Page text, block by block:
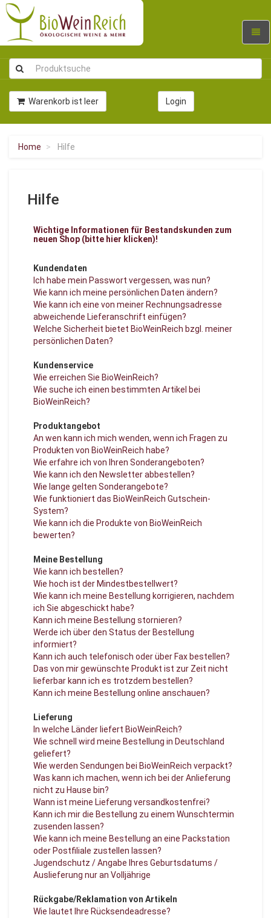
Warenkorb ist leer Login
Home Hilfe
Hilfe
Wichtige Informationen für Bestandskunden zum
neuen Shop (bitte hier klicken)!
Kundendaten
Ich habe mein Passwort vergessen, was nun?
Wie kann ich meine persönlichen Daten ändern?
Wie kann ich eine von meiner Rechnungsadresse
abweichende Lieferanschrift einfügen?
Welche Sicherheit bietet BioWeinReich bzgl. meiner
persönlichen Daten?
Kundenservice
Wie erreichen Sie BioWeinReich?
Wie suche ich einen bestimmten Artikel bei
BioWeinReich?
Produktangebot
An wen kann ich mich wenden, wenn ich Fragen zu
Produkten von BioWeinReich habe?
Wie erfahre ich von Ihren Sonderangeboten?
Wie kann ich den Newsletter abbestellen?
Wie lange gelten Sonderangebote?
Wie funktioniert das BioWeinReich Gutschein-
System?
Wie kann ich die Produkte von BioWeinReich
bewerten?
Meine Bestellung
Wie kann ich bestellen?
Wie hoch ist der Mindestbestellwert?
Wie kann ich meine Bestellung korrigieren, nachdem
ich Sie abgeschickt habe?
Kann ich meine Bestellung stornieren?
Werde ich über den Status der Bestellung
informiert?
Kann ich auch telefonisch oder über Fax bestellen?
Das von mir gewünschte Produkt ist zur Zeit nicht
lieferbar kann ich es trotzdem bestellen?
Kann ich meine Bestellung online anschauen?
Lieferung
In welche Länder liefert BioWeinReich?
Wie schnell wird meine Bestellung in Deutschland
geliefert?
Wie werden Sendungen bei BioWeinReich verpackt?
Was kann ich machen, wenn ich bei der Anlieferung
nicht zu Hause bin?
Wann ist meine Lieferung versandkostenfrei?
Kann ich mir die Bestellung zu einem Wunschtermin
zusenden lassen?
Wie kann ich meine Bestellung an eine Packstation
oder Postfiliale zustellen lassen?
Jugendschutz / Angabe Ihres Geburtsdatums /
Auslieferung nur an Volljährige
Rückgabe/Reklamation von Artikeln
Wie lautet Ihre Rücksendeadresse?